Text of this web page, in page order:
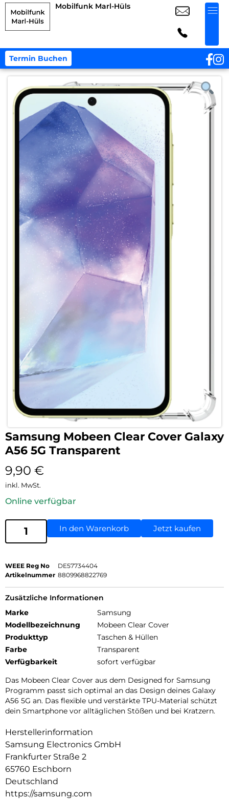
Mobilfunk Marl-Hüls
Termin Buchen
Samsung Mobeen Clear Cover Galaxy
A56 5G Transparent
9,90 €
inkl. MwSt.
Online verfügbar
In den Warenkorb Jetzt kaufen
WEEE Reg No
DE57734404
Artikelnummer 8809968822769
Zusätzliche Informationen
Marke
Samsung
Modellbezeichnung
Mobeen Clear Cover
Produkttyp
Taschen & Hüllen
Farbe
Transparent
Verfügbarkeit
sofort verfügbar
Das Mobeen Clear Cover aus dem Designed for Samsung
Programm passt sich optimal an das Design deines Galaxy
A56 5G an. Das flexible und verstärkte TPU-Material schützt
dein Smartphone vor alltäglichen Stößen und bei Kratzern.
Herstellerinformation
Samsung Electronics GmbH
Frankfurter Straße 2
65760 Eschborn
Deutschland
https://samsung.com